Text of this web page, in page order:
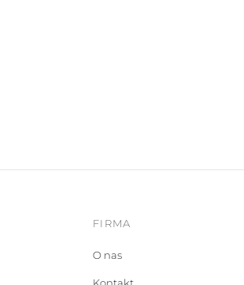
FIRMA
O nas
Kontakt